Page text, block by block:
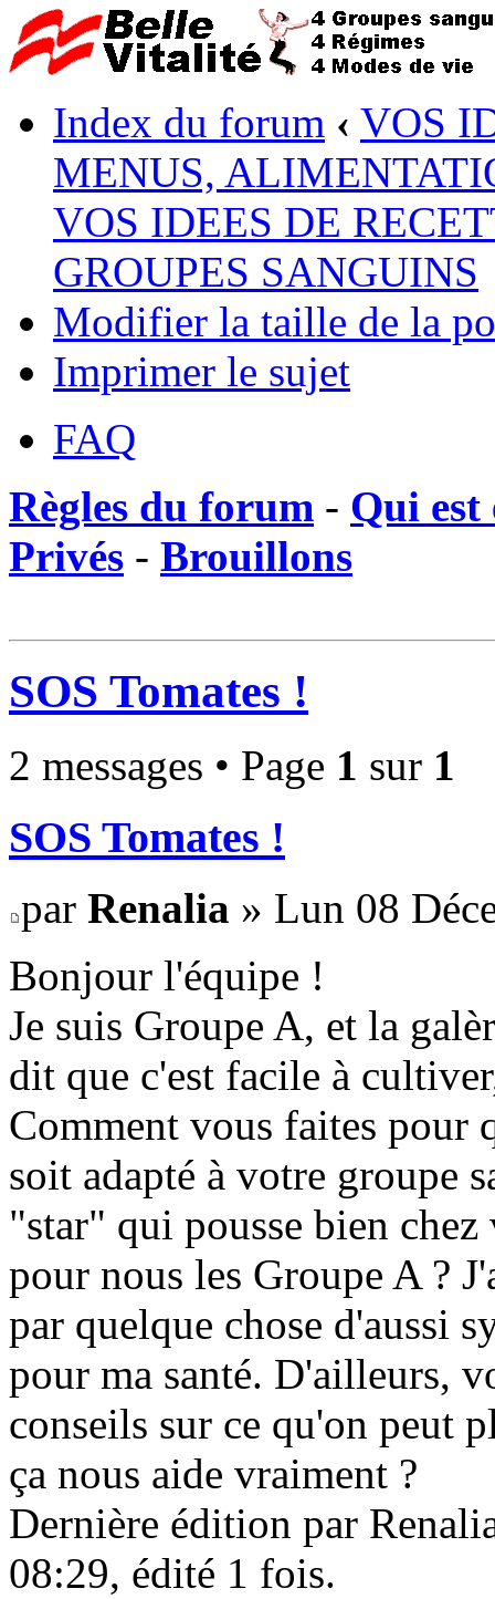
Index du forum ‹ VOS
MENUS,
VOS IDEES DE
GROUPES SANGUINS
Modifier la taille de la
Imprimer le sujet
FAQ
Règles du forum - Qui est
Privés - Brouillons
SOS Tomates !
2 messages • Page 1 sur 1
SOS Tomates !
par Renalia » Lun 08
Bonjour l'équipe !
Je suis Groupe A, et la
dit que c'est facile à
Comment vous faites pour
soit adapté à votre groupe
"star" qui pousse bien
pour nous les Groupe A ?
par quelque chose d'aussi
pour ma santé. D'ailleurs,
conseils sur ce qu'on peut
ça nous aide vraiment ?
Dernière édition par
08:29, édité 1 fois.